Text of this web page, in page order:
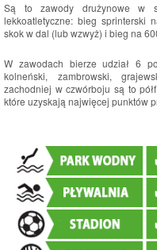
Są to zawody drużynowe w
lekkoatletyczne: bieg sprinterski
skok w dal (lub wzwyż) i bieg na
W zawodach bierze udział 6
kolneński, zambrowski,
zachodniej w czwórboju są to
które uzyskają najwięcej punktów